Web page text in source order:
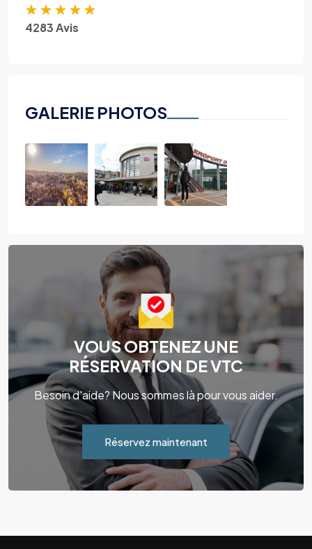
★ ★ ★ ★ ★
4283 Avis
GALERIE PHOTOS
VOUS OBTENEZ UNE
RÉSERVATION DE VTC
Besoin d'aide? Nous sommes là pour vous aider.
Réservez maintenant